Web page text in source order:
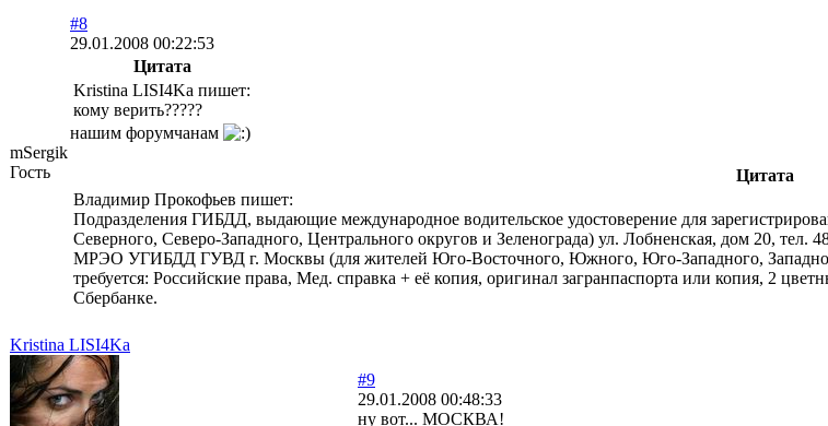
mSergik
Гость
#8
29.01.2008 00:22:53
Цитата
Kristina LISI4Ka пишет:
кому верить?????
нашим форумчанам
Цитата
Владимир Прокофьев пишет:
Подразделения ГИБДД, выдающие международное водительское удостоверение для
Северного, Северо-Западного, Центрального округов и Зеленограда) ул. Лобненская, дом 20, тел.
МРЭО УГИБДД ГУВД г. Москвы (для жителей Юго-Восточного, Южного, Юго-Западного,
требуется: Российские права, Мед. справка + её копия, оригинал загранпаспорта или копия, 2
Сбербанке.
Kristina LISI4Ka
#9
29.01.2008 00:48:33
ну вот... МОСКВА!